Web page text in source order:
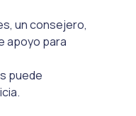
un consejero,
apoyo para
puede